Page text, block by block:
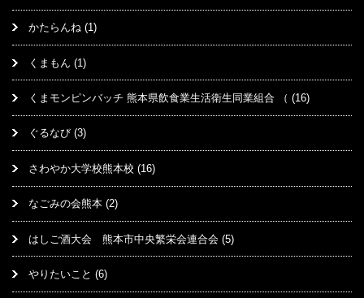
かたらんね (1)
くまもん (1)
くまモンピンバッチ 熊本県飲食業生活衛生同業組合 （ (16)
ぐるなび (3)
さわやか大学校熊本校 (16)
なごみの会熊本 (2)
はしご酒大会 熊本市中央繁栄会連合会 (5)
やりたいこと (6)